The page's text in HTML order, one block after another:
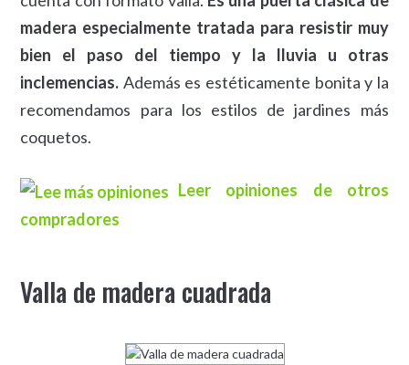
madera especialmente tratada para resistir muy
bien el paso del tiempo y la lluvia u otras
inclemencias. Además es estéticamente bonita y la
recomendamos para los estilos de jardines más
coquetos.
Leer opiniones de otros
compradores
Valla de madera cuadrada